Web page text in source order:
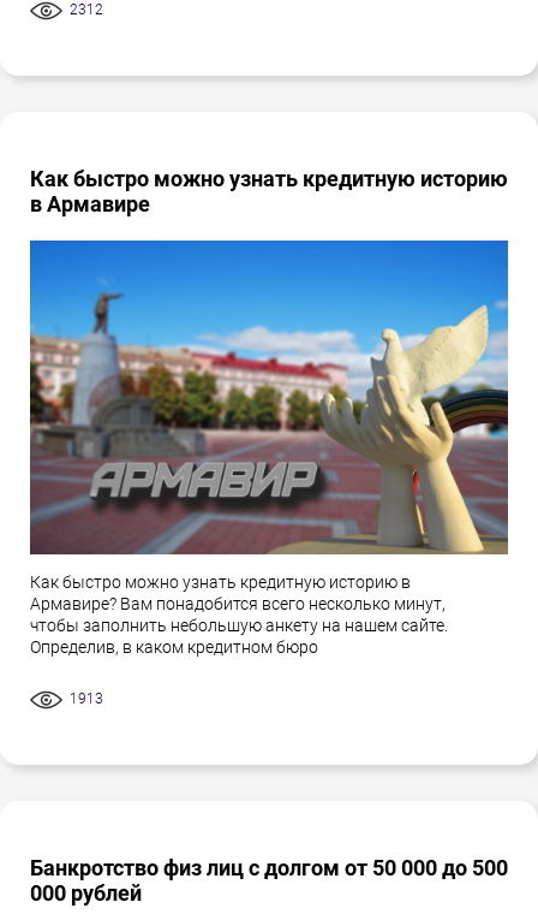
2312
Как быстро можно узнать кредитную историю
в Армавире
Как быстро можно узнать кредитную историю в
Армавире? Вам понадобится всего несколько минут,
чтобы заполнить небольшую анкету на нашем сайте.
Определив, в каком кредитном бюро
1913
Банкротство физ лиц с долгом от 50 000 до 500
000 рублей